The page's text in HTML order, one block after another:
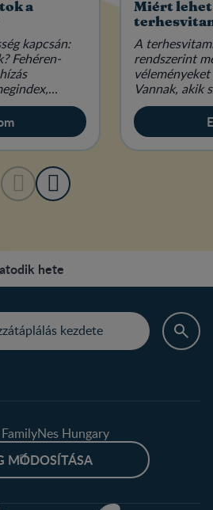
a
kapcsán:
Fehéren-
Miért lehet
A
rendszerint
Vannak, akik
mások hallani
hete
Hungary
MÓDOSÍTÁSA